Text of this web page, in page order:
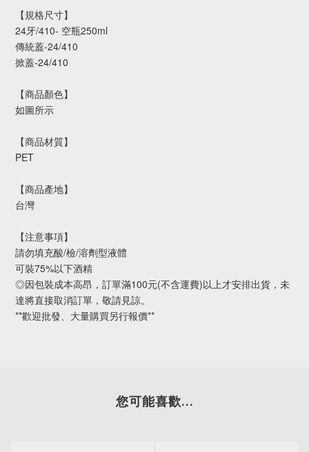
【規格尺寸】
24牙/410- 空瓶250ml
傳統蓋-24/410
掀蓋-24/410
【商品顏色】
如圖所示
【商品材質】
PET
【商品產地】
台灣
【注意事項】
請勿填充酸/檢/溶劑型液體
可裝75%以下酒精
◎因包裝成本高昂，訂單滿100元(不含運費)以上才安排出貨，未
達將直接取消訂單，敬請見諒。
**歡迎批發、大量購買另行報價**
您可能喜歡...